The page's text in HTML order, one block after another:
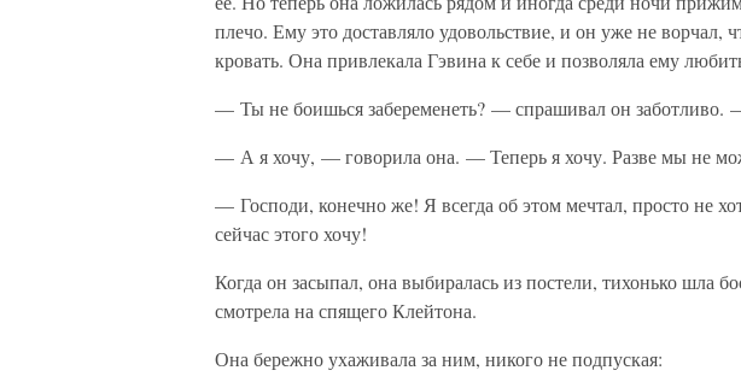
плечо. Ему это доставляло удовольствие, и он уже не ворчал,
кровать. Она привлекала Гэвина к себе и позволяла ему
— Ты не боишься забеременеть? — спрашивал он заботливо.
— А я хочу, — говорила она. — Теперь я хочу. Разве мы не
— Господи, конечно же! Я всегда об этом мечтал, просто не
сейчас этого хочу!
Когда он засыпал, она выбиралась из постели, тихонько шла
смотрела на спящего Клейтона.
Она бережно ухаживала за ним, никого не подпуская: